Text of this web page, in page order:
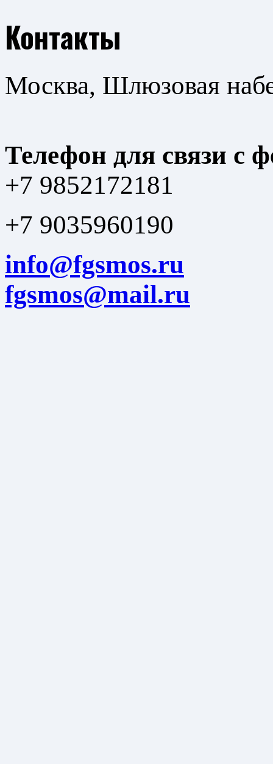
Контакты
Москва, Шлюзовая
Телефон для связи с
+7 9852172181
+7 9035960190
info@fgsmos.ru
fgsmos@mail.ru